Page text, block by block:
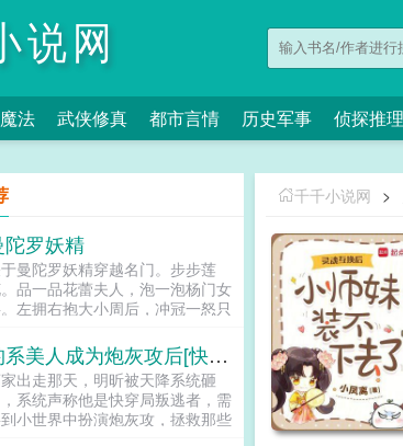
说网
法 武侠修真 都市言情 历史军事 侦探推理
千千小说网 >
陀罗妖精
曼陀罗妖精穿越名门。步步莲
品一品花蕾夫人，泡一泡杨门女
左拥右抱大小周后，冲冠一怒只
品女人。上征程！...
钓系美人成为炮灰攻后[快穿］
出走那天，明昕被天降系统砸
系统声称他是快穿局叛逃者，需
小世界中扮演炮灰攻，拯救那些